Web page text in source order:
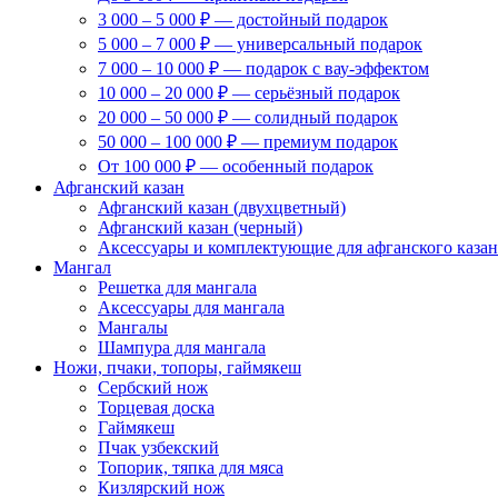
3 000 – 5 000 ₽ — достойный подарок
5 000 – 7 000 ₽ — универсальный подарок
7 000 – 10 000 ₽ — подарок с вау-эффектом
10 000 – 20 000 ₽ — серьёзный подарок
20 000 – 50 000 ₽ — солидный подарок
50 000 – 100 000 ₽ — премиум подарок
От 100 000 ₽ — особенный подарок
Афганский казан
Афганский казан (двухцветный)
Афганский казан (черный)
Аксессуары и комплектующие для афганского
Мангал
Решетка для мангала
Аксессуары для мангала
Мангалы
Шампура для мангала
Ножи, пчаки, топоры, гаймякеш
Сербский нож
Торцевая доска
Гаймякеш
Пчак узбекский
Топорик, тяпка для мяса
Кизлярский нож